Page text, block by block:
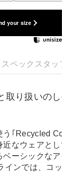
your size
ペック スタッ
取り扱いの
｢Recycled
なウェアと
ーシックな
インでは、コ